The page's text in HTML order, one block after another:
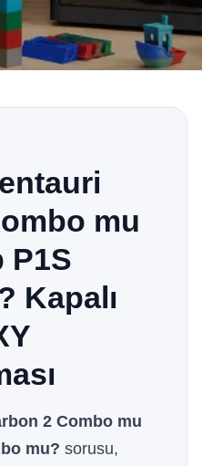
mu
P1S
Kapalı
2 Combo mu
mu? sorusu,